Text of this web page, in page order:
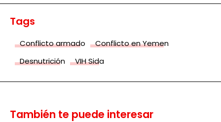
Tags
Conflicto armado
Conflicto en Yemen
Desnutrición
VIH Sida
También te puede interesar